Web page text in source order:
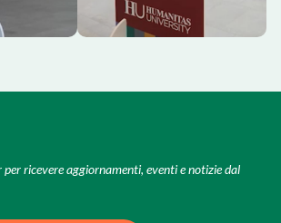
ricevere aggiornamenti, eventi e notizie dal